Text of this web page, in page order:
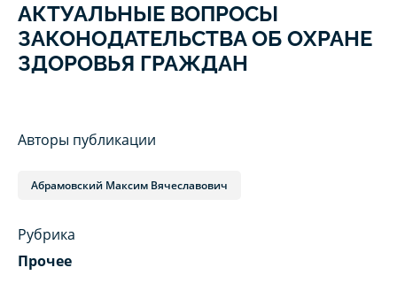
АКТУАЛЬНЫЕ ВОПРОСЫ
ЗАКОНОДАТЕЛЬСТВА ОБ ОХРАНЕ
ЗДОРОВЬЯ ГРАЖДАН
Авторы публикации
Абрамовский Максим Вячеславович
Рубрика
Прочее